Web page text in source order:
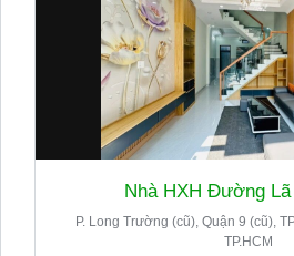
Nhà HXH Đường Lã
P. Long Trường (cũ), Quận 9 (cũ),
TP.HCM